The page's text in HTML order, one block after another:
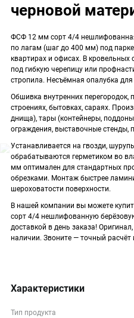
черновой
ФСФ 12 мм сорт 4/4
по лагам (шаг до 400 мм) под
квартирах и офисах. В
под гибкую черепицу или
стропила. Несъёмная опалубка
Обшивка внутренних перегородок,
строениях, бытовках, сараях.
днища), тары (контейнеры,
ограждения, выставочные стенды,
Устанавливается на гвозди,
обрабатываются герметиком во
мм оптимален для стандартных
обрезками. Монтаж быстрее
шероховатости поверхности.
В нашей компании вы можете
сорт 4/4 нешлифованную
доставкой в день заказа!
наличии. Звоните — точный расчёт
Характеристики
Тип продукта